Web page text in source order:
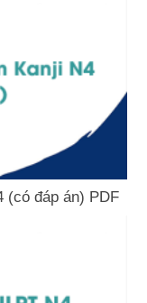
(có đáp án) PDF